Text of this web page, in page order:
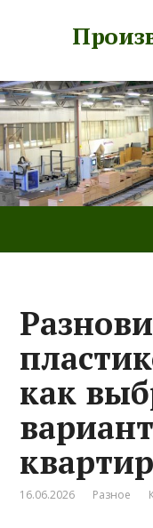
как
16.06.2026 Разное